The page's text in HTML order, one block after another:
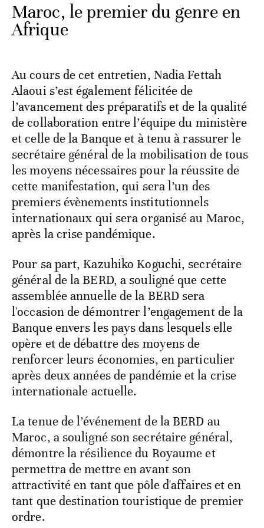
Maroc, le premier du genre en
Afrique
Au cours de cet entretien, Nadia Fettah
Alaoui s’est également félicitée de
l’avancement des préparatifs et de la qualité
de collaboration entre l’équipe du ministère
et celle de la Banque et à tenu à rassurer le
secrétaire général de la mobilisation de tous
les moyens nécessaires pour la réussite de
cette manifestation, qui sera l’un des
premiers évènements institutionnels
internationaux qui sera organisé au Maroc,
après la crise pandémique.
Pour sa part, Kazuhiko Koguchi, secrétaire
général de la BERD, a souligné que cette
assemblée annuelle de la BERD sera
l'occasion de démontrer l’engagement de la
Banque envers les pays dans lesquels elle
opère et de débattre des moyens de
renforcer leurs économies, en particulier
après deux années de pandémie et la crise
internationale actuelle.
La tenue de l’événement de la BERD au
Maroc, a souligné son secrétaire général,
démontre la résilience du Royaume et
permettra de mettre en avant son
attractivité en tant que pôle d'affaires et en
tant que destination touristique de premier
ordre.